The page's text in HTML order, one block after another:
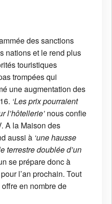
des sanctions
nations et le rend plus
touristiques
trompées qui
une augmentation des
‘Les prix pourraient
l’hôtellerie’ nous confie
A la Maison des
aussi à ‘une hausse
terrestre doublée d’un
se prépare donc à
l’an prochain. Tout
en nombre de